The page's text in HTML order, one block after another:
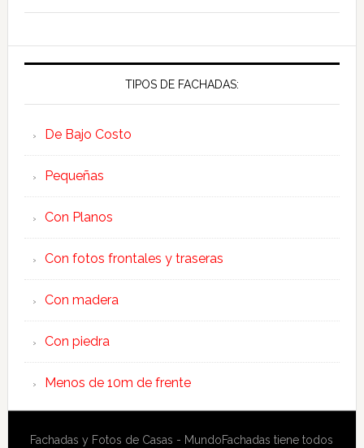
TIPOS DE FACHADAS:
De Bajo Costo
Pequeñas
Con Planos
Con fotos frontales y traseras
Con madera
Con piedra
Menos de 10m de frente
Fachadas y Fotos de Casas - MundoFachadas tiene todos